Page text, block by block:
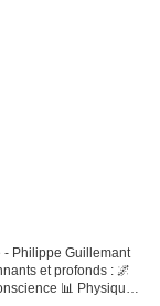
- Philippe Guillemant
et profonds : 🌌
📊 Physique